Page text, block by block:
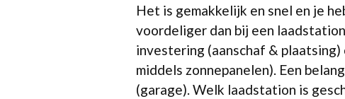
Het is gemakkelijk en snel en je
voordeliger dan bij een
investering (aanschaf &
middels zonnepanelen). Een
(garage). Welk laadstation is